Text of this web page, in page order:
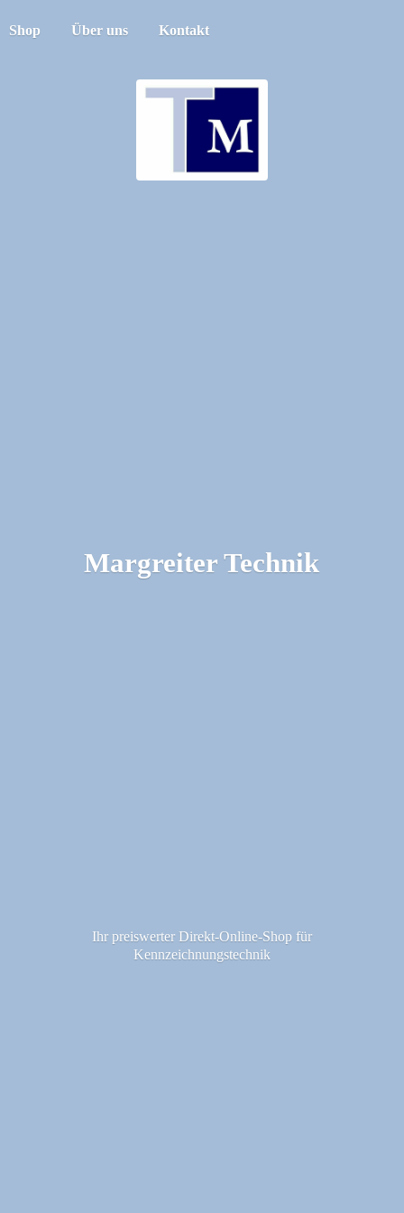
Shop Über uns Kontakt
Margreiter Technik
Ihr preiswerter Direkt-Online-Shop für
Kennzeichnungstechnik